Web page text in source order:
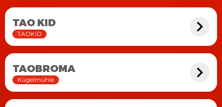
TAO KID
TAOKID
TAOBROMA
Kügelmühle